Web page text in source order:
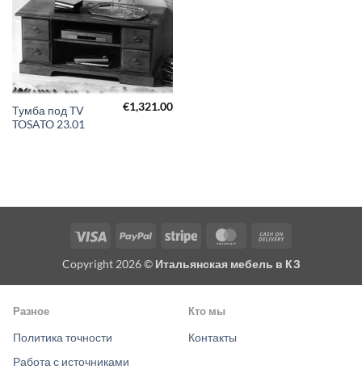
Тумба под TV
TOSATO 23.01
€1,321.00
Visa PayPal Stripe MasterCard
Delivery
Copyright 2026 © Итальянская мебель в КЗ
Разное
Политика точности
Работа с источниками
Кто мы
Контакты